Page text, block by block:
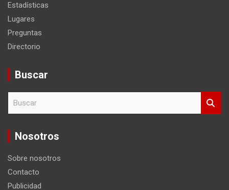
Estadísticas
Lugares
Preguntas
Directorio
Buscar
c
Nosotros
Sobre nosotros
Contacto
Publicidad